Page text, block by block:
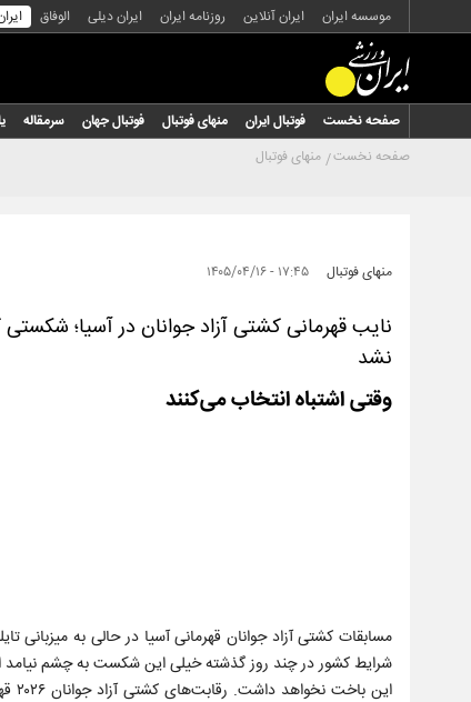
موسسه ایران ایران آنلاین روزنامه ایران ایران دیلی الوفاق
صفحه نخست فوتبال ایران منهای فوتبال فوتبال جهان سرمقاله
صفحه نخست منهای فوتبال
منهای فوتبال ۱۷:۴۵ - ۱۴۰۵/۰۴/۱۶
نایب قهرمانی کشتی آزاد جوانان در آسیا؛
نشد
وقتی اشتباه انتخاب می‌کنند
مسابقات کشتی آزاد جوانان قهرمانی آسیا در حالی به میزبانی
شرایط کشور در چند روز گذشته خیلی این شکست به چشم نیامد